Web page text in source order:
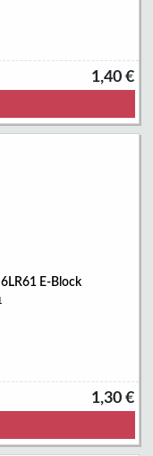
1,40 €
E-Block
1,30 €